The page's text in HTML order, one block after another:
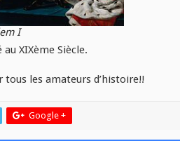
I
XIXème Siècle.
les amateurs d’histoire!!
Google +